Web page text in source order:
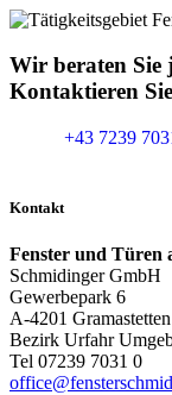
Wir beraten Sie
Kontaktieren
+43 7239
Kontakt
Fenster und Türen
Schmidinger GmbH
Gewerbepark 6
A-4201
Bezirk Urfahr
Tel 07239 7031 0